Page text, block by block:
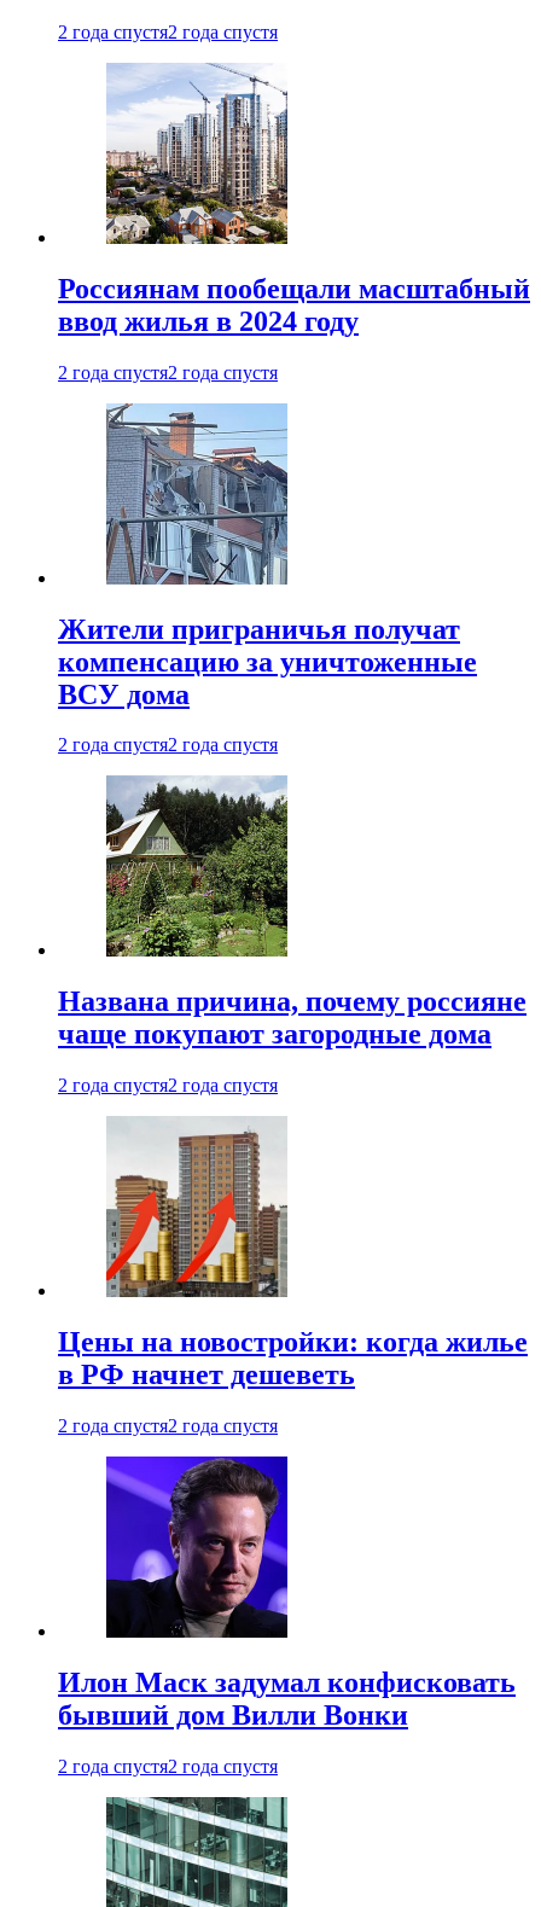
2 года спустя2 года спустя
Россиянам пообещали масштабный
ввод жилья в 2024 году
2 года спустя2 года спустя
Жители приграничья получат
компенсацию за уничтоженные
ВСУ дома
2 года спустя2 года спустя
Названа причина, почему россияне
чаще покупают загородные дома
2 года спустя2 года спустя
Цены на новостройки: когда жилье
в РФ начнет дешеветь
2 года спустя2 года спустя
Илон Маск задумал конфисковать
бывший дом Вилли Вонки
2 года спустя2 года спустя